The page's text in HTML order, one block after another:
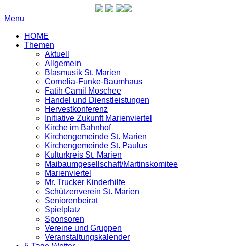
Menu
HOME
Themen
Aktuell
Allgemein
Blasmusik St. Marien
Cornelia-Funke-Baumhaus
Fatih Camil Moschee
Handel und Dienstleistungen
Hervestkonferenz
Initiative Zukunft Marienviertel
Kirche im Bahnhof
Kirchengemeinde St. Marien
Kirchengemeinde St. Paulus
Kulturkreis St. Marien
Maibaumgesellschaft/Martinskomitee
Marienviertel
Mr. Trucker Kinderhilfe
Schützenverein St. Marien
Seniorenbeirat
Spielplatz
Sponsoren
Vereine und Gruppen
Veranstaltungskalender